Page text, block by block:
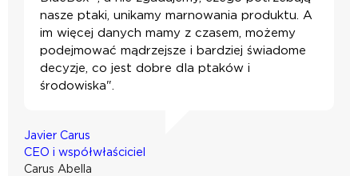
nasze ptaki, unikamy marnowania produktu. A
im więcej danych mamy z czasem, możemy
podejmować mądrzejsze i bardziej świadome
decyzje, co jest dobre dla ptaków i
środowiska".
Javier Carus
CEO i współwłaściciel
Carus Abella